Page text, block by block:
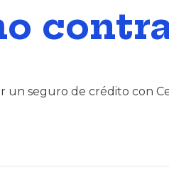
un seguro de crédito con